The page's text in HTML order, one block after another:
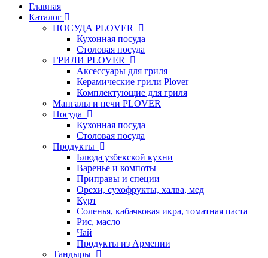
Главная
Каталог
ПОСУДА PLOVER
Кухонная посуда
Столовая посуда
ГРИЛИ PLOVER
Аксессуары для гриля
Керамические грили Plover
Комплектующие для гриля
Мангалы и печи PLOVER
Посуда
Кухонная посуда
Столовая посуда
Продукты
Блюда узбекской кухни
Варенье и компоты
Приправы и специи
Орехи, сухофрукты, халва, мед
Курт
Соленья, кабачковая икра, томатная паста
Рис, масло
Чай
Продукты из Армении
Тандыры